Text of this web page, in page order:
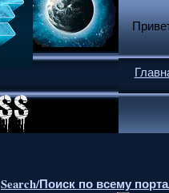
Search/Поиск по всему